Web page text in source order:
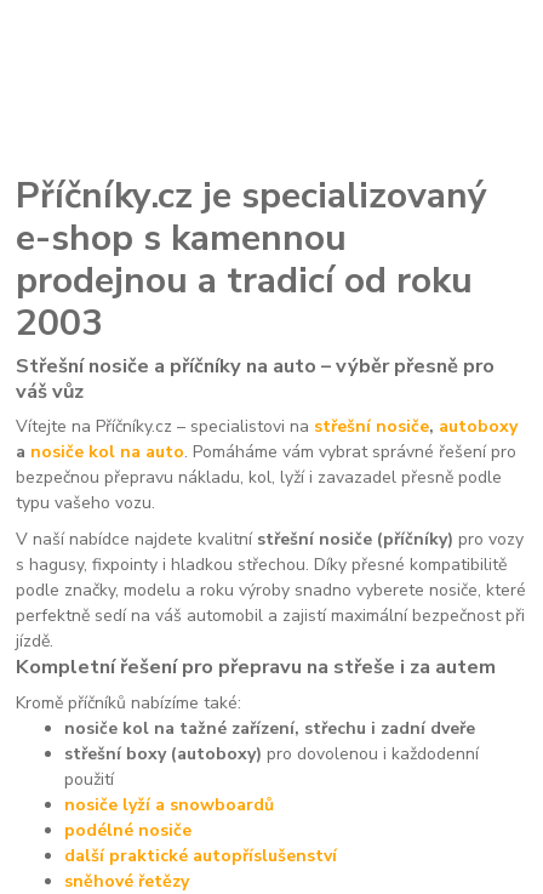
Příčníky.cz je specializovaný
e-shop s kamennou
prodejnou a tradicí od roku
2003
Střešní nosiče a příčníky na auto – výběr přesně pro
váš vůz
Vítejte na Příčníky.cz – specialistovi na střešní nosiče, autoboxy
a nosiče kol na auto. Pomáháme vám vybrat správné řešení pro
bezpečnou přepravu nákladu, kol, lyží i zavazadel přesně podle
typu vašeho vozu.
V naší nabídce najdete kvalitní střešní nosiče (příčníky) pro vozy
s hagusy, fixpointy i hladkou střechou. Díky přesné kompatibilitě
podle značky, modelu a roku výroby snadno vyberete nosiče, které
perfektně sedí na váš automobil a zajistí maximální bezpečnost při
jízdě.
Kompletní řešení pro přepravu na střeše i za autem
Kromě příčníků nabízíme také:
nosiče kol na tažné zařízení, střechu i zadní dveře
střešní boxy (autoboxy) pro dovolenou i každodenní
použití
nosiče lyží a snowboardů
podélné nosiče
další praktické autopříslušenství
sněhové řetězy